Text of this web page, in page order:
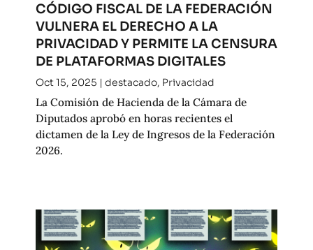
CÓDIGO FISCAL DE LA FEDERACIÓN
VULNERA EL DERECHO A LA
PRIVACIDAD Y PERMITE LA CENSURA
DE PLATAFORMAS DIGITALES
Oct 15, 2025 | destacado, Privacidad
La Comisión de Hacienda de la Cámara de
Diputados aprobó en horas recientes el
dictamen de la Ley de Ingresos de la Federación
2026.